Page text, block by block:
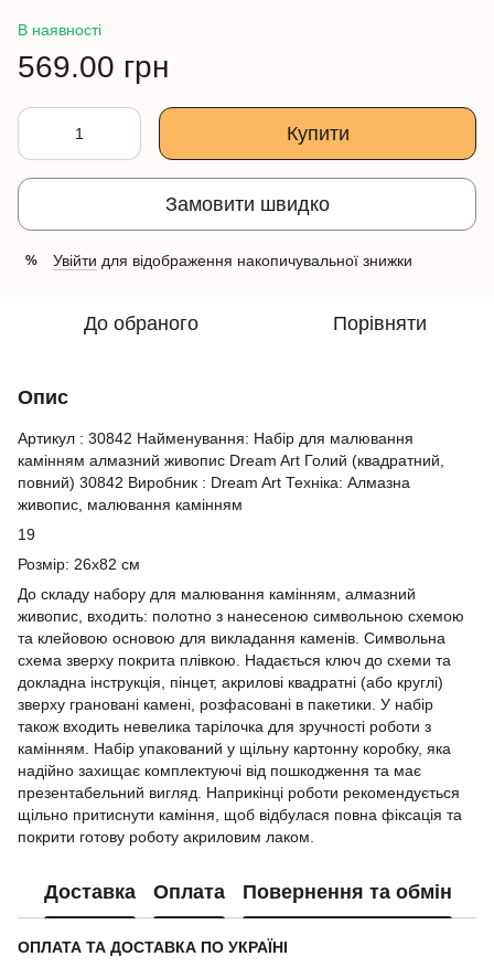
В наявності
569.00 грн
Купити
Замовити швидко
% Увійти для відображення накопичувальної знижки
До обраного Порівняти
Опис
Артикул : 30842 Найменування: Набір для малювання
камінням алмазний живопис Dream Art Голий (квадратний,
повний) 30842 Виробник : Dream Art Техніка: Алмазна
живопис, малювання камінням
19
Розмір: 26x82 см
До складу набору для малювання камінням, алмазний
живопис, входить: полотно з нанесеною символьною схемою
та клейовою основою для викладання каменів. Символьна
схема зверху покрита плівкою. Надається ключ до схеми та
докладна інструкція, пінцет, акрилові квадратні (або круглі)
зверху грановані камені, розфасовані в пакетики. У набір
також входить невелика тарілочка для зручності роботи з
камінням. Набір упакований у щільну картонну коробку, яка
надійно захищає комплектуючі від пошкодження та має
презентабельний вигляд. Наприкінці роботи рекомендується
щільно притиснути каміння, щоб відбулася повна фіксація та
покрити готову роботу акриловим лаком.
Доставка Оплата Повернення та обмін
ОПЛАТА ТА ДОСТАВКА ПО УКРАЇНІ